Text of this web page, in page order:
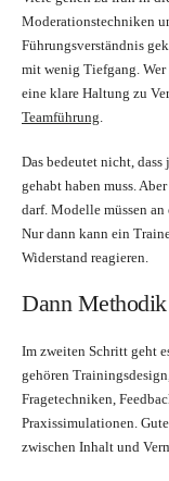
Moderationstechniken
Führungsverständnis
mit wenig Tiefgang.
eine klare Haltung zu
Teamführung.
Das bedeutet nicht,
gehabt haben muss.
darf. Modelle müssen
Nur dann kann ein
Widerstand reagieren.
Dann Methodik
Im zweiten Schritt geht
gehören
Fragetechniken,
Praxissimulationen.
zwischen Inhalt und